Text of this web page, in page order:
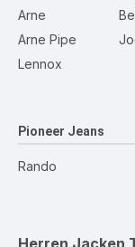
Arne
Arne Pipe
Lennox
Pioneer Jeans
Rando
Herren Jacken